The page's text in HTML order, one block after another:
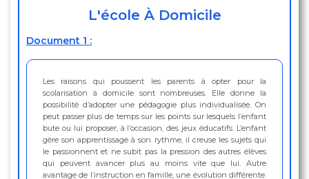
L'école À Domicile
Document 1 :
Les raisons qui poussent les parents à opter pour la
scolarisation à domicile sont nombreuses. Elle donne la
possibilité d’adopter une pédagogie plus individualisée. On
peut passer plus de temps sur les points sur lesquels l’enfant
bute ou lui proposer, à l’occasion, des jeux éducatifs. L’enfant
gère son apprentissage à son rythme, il creuse les sujets qui
le passionnent et ne subit pas la pression des autres élèves
qui peuvent avancer plus au moins vite que lui. Autre
avantage de l’instruction en famille, une évolution différente.